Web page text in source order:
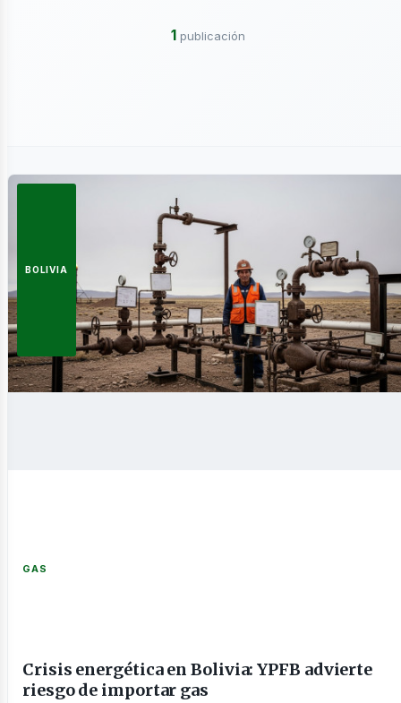
1 publicación
BOLIVIA
GAS
Crisis energética en Bolivia: YPFB advierte
riesgo de importar gas